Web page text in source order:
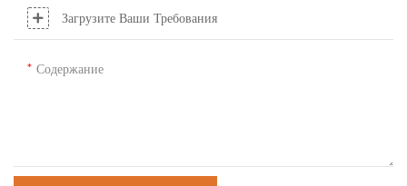
Загрузите Ваши Требования
Содержание